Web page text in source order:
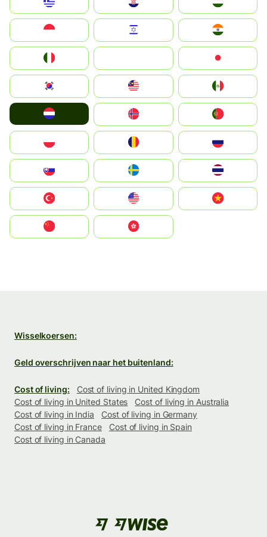
South Korea
United States
中國香港特別行政區
Wisselkoersen:
Geld overschrijven naar het buitenland:
Cost of living:
Cost of living in United Kingdom
Cost of living in United States
Cost of living in Australia
Cost of living in India
Cost of living in Germany
Cost of living in France
Cost of living in Spain
Cost of living in Canada